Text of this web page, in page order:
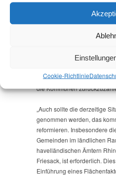
Cookie-Richtlinie
die auch kommunalpolitische
Linksfraktion ist.
die Linksfraktion die
Jahr zu verzichten und
die Kommunen
„Auch sollte die derzeitige
genommen werden, das
reformieren. Insbesondere
Gemeinden im ländlichen
havelländischen Ämtern
Friesack, ist erforderlich.
Einführung eines